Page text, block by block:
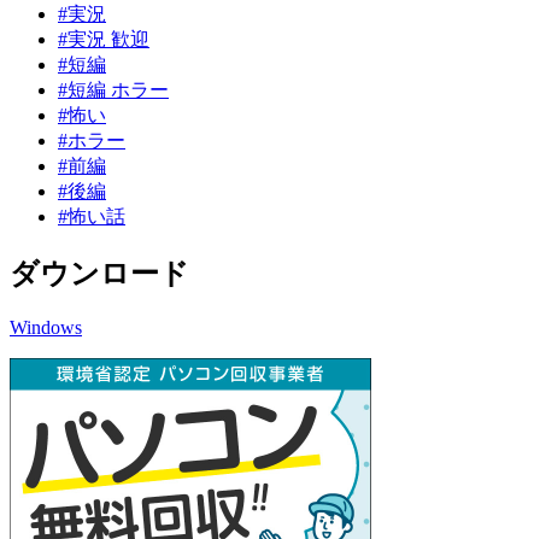
#実況
#実況 歓迎
#短編
#短編 ホラー
#怖い
#ホラー
#前編
#後編
#怖い話
ダウンロード
Windows